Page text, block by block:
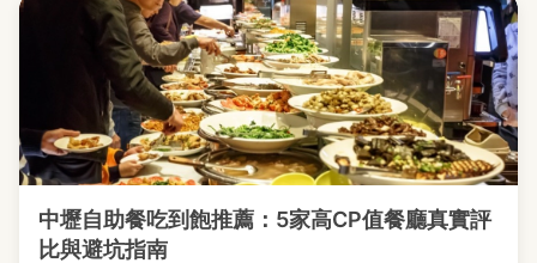
中壢自助餐吃到飽推薦：5家高CP值餐廳真實評
比與避坑指南